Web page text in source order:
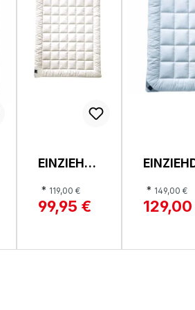
EINZIEHDE
ALCANDO
LIGHT
* 119,00 €
99,95 €
CLEAN
* 149,00 €